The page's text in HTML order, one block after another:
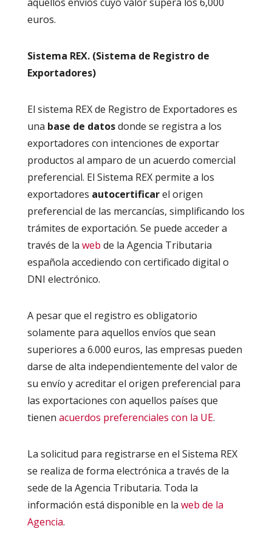
euros.
Sistema REX. (Sistema de Registro de
Exportadores)
El sistema REXde Registro de Exportadores es
una base de datosdonde se registra a los
exportadores con intenciones de exportar
productos al amparo de un acuerdo comercial
preferencial. El Sistema REX permite a los
exportadores autocertificarel origen
preferencial de las mercancías, simplificando los
trámites de exportación. Se puede acceder a
través de la web de la Agencia Tributaria
española accediendo con certificado digital o
DNI electrónico.
A pesar que el registro es obligatorio
solamente para aquellos envíos que sean
superiores a 6.000 euros, las empresas pueden
darse de alta independientemente del valor de
su envío y acreditar el origen preferencial para
las exportaciones con aquellos países que
tienen acuerdos preferenciales con la UE.
La solicitud para registrarse en el Sistema REX
se realiza de forma electrónica a través de la
sede de la Agencia Tributaria. Toda la
información está disponible en la web de la
Agencia.